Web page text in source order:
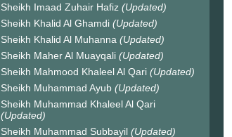
Sheikh Imaad Zuhair Hafiz (Updated)
Sheikh Khalid Al Ghamdi (Updated)
Sheikh Khalid Al Muhanna (Updated)
Sheikh Maher Al Muayqali (Updated)
Sheikh Mahmood Khaleel Al Qari (Updated)
Sheikh Muhammad Ayub (Updated)
Sheikh Muhammad Khaleel Al Qari
(Updated)
Sheikh Muhammad Subbayil (Updated)